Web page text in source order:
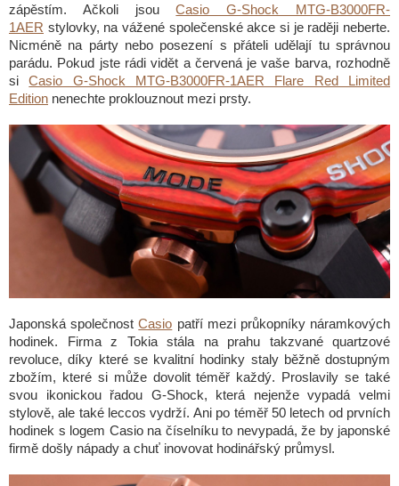
zápěstím. Ačkoli jsouCasio G-Shock MTG-B3000FR-
1AER stylovky, na vážené společenské akce si je raději neberte.
Nicméně na párty nebo posezení s přáteli udělají tu správnou
parádu. Pokud jste rádi vidět a červená je vaše barva, rozhodně
siCasio G-Shock MTG-B3000FR-1AER Flare Red Limited
Edition nenechte proklouznout mezi prsty.
Japonská společnostCasio patří mezi průkopníky náramkových
hodinek. Firma z Tokia stála na prahu takzvané quartzové
revoluce, díky které se kvalitní hodinky staly běžně dostupným
zbožím, které si může dovolit téměř každý. Proslavily se také
svou ikonickou řadou G-Shock, která nejenže vypadá velmi
stylově, ale také leccos vydrží. Ani po téměř 50 letech od prvních
hodinek s logem Casio na číselníku to nevypadá, že by japonské
firmě došly nápady a chuť inovovat hodinářský průmysl.